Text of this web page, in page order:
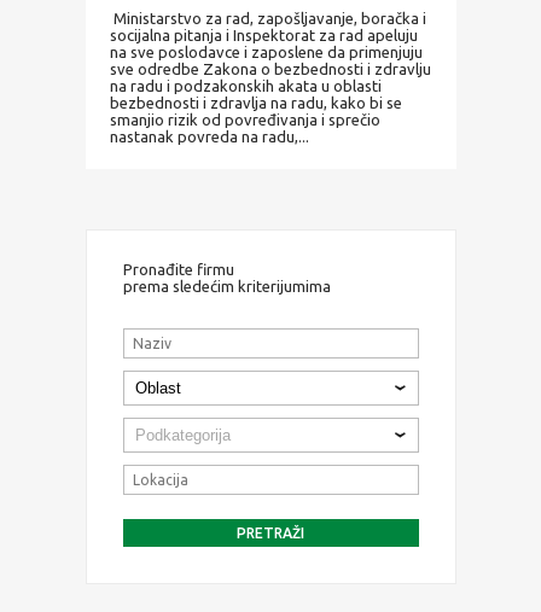
Ministarstvo za rad, zapošljavanje, boračka i
socijalna pitanja i Inspektorat za rad apeluju
na sve poslodavce i zaposlene da primenjuju
sve odredbe Zakona o bezbednosti i zdravlju
na radu i podzakonskih akata u oblasti
bezbednosti i zdravlja na radu, kako bi se
smanjio rizik od povređivanja i sprečio
nastanak povreda na radu,...
Pronađite firmu
prema sledećim kriterijumima